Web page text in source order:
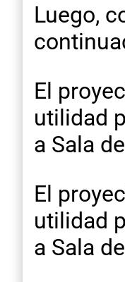
Luego,
El
utilidad
a Sala
El
utilidad
a Sala